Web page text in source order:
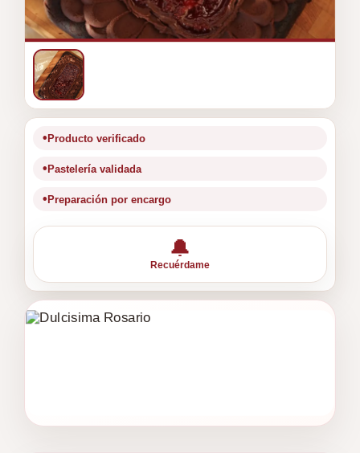
Producto verificado
Pastelería validada
Preparación por encargo
🔔
Recuérdame